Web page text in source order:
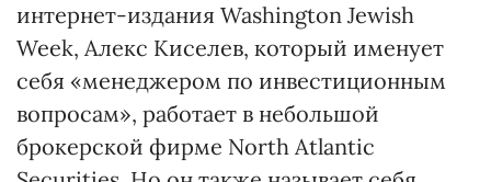
интернет-издания Washington Jewish
Week, Алекс Киселев, который именует
себя «менеджером по инвестиционным
вопросам», работает в небольшой
брокерской фирме North Atlantic